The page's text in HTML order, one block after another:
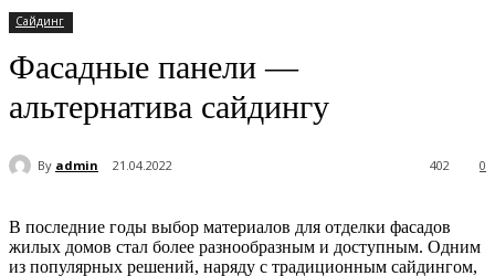
Сайдинг
Фасадные панели —
альтернатива сайдингу
By admin 21.04.2022 0
402
В последние годы выбор материалов для отделки фасадов
жилых домов стал более разнообразным и доступным. Одним
из популярных решений, наряду с традиционным сайдингом,